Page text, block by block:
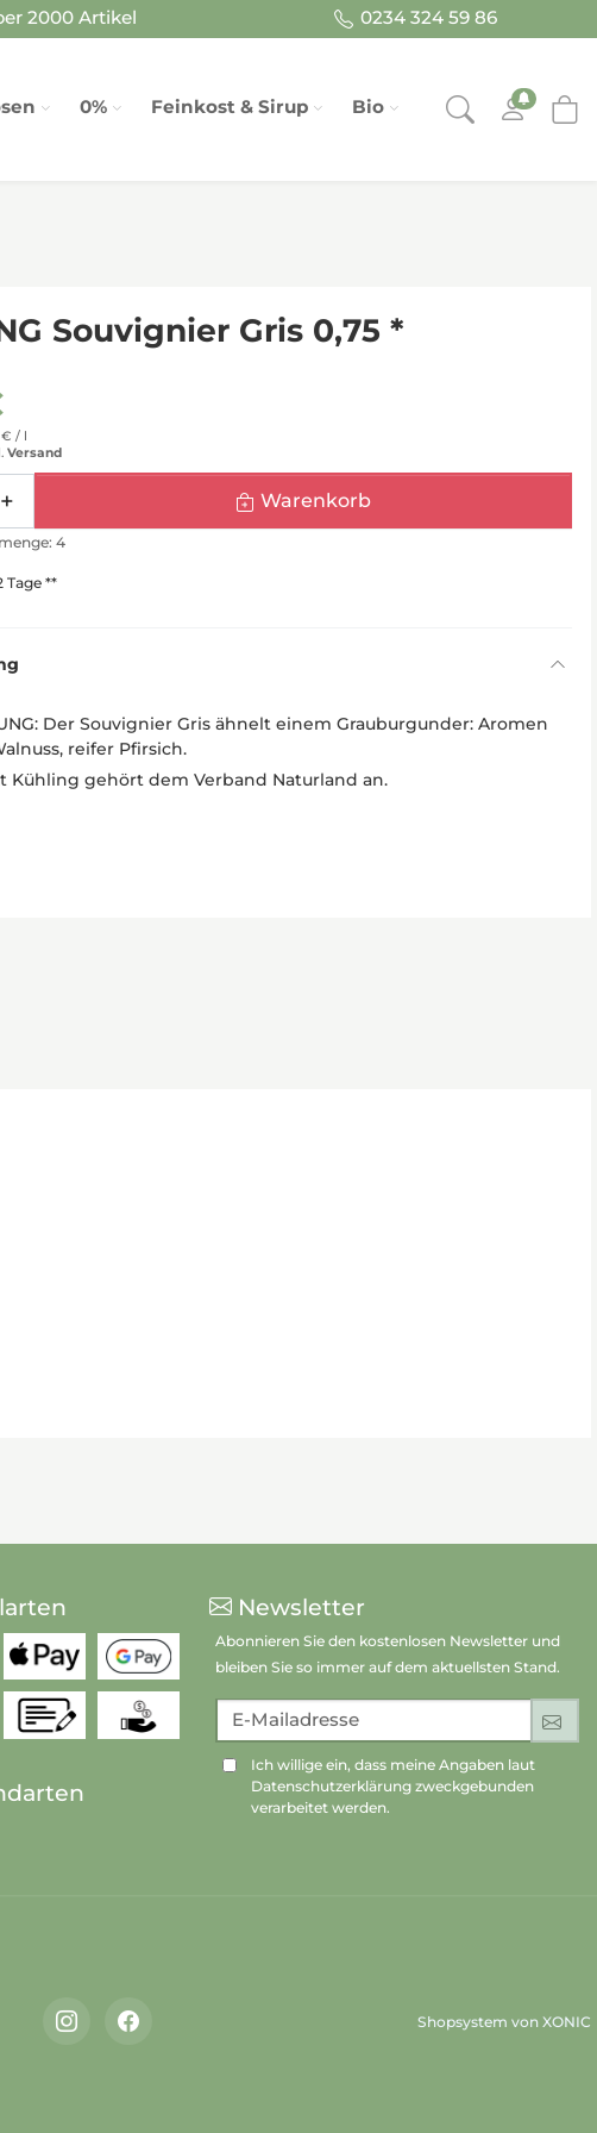
2000 Artikel 0234 324 59 86
0% Feinkost & Sirup Bio
Souvignier Gris 0,75 *
€ / l
Versand
Warenkorb
4
Tage **
Der Souvignier Gris ähnelt einem Grauburgunder: Aromen
reifer Pfirsich.
Kühling gehört dem Verband Naturland an.
Newsletter
Abonnieren Sie den kostenlosen Newsletter und
bleiben Sie so immer auf dem aktuellsten Stand.
E-Mailadresse
Ich willige ein, dass meine Angaben laut
Datenschutzerklärung zweckgebunden
verarbeitet werden.
InstagramFacebook Shopsystem von XONIC